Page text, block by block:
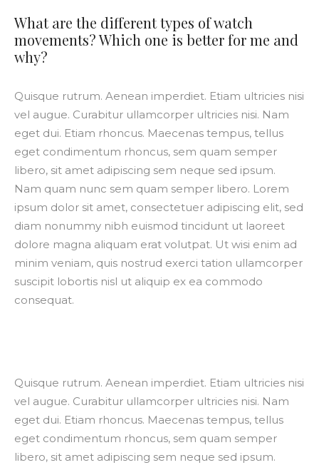
What are the different types of watch
movements? Which one is better for me and
why?
Quisque rutrum. Aenean imperdiet. Etiam ultricies nisi
vel augue. Curabitur ullamcorper ultricies nisi. Nam
eget dui. Etiam rhoncus. Maecenas tempus, tellus
eget condimentum rhoncus, sem quam semper
libero, sit amet adipiscing sem neque sed ipsum.
Nam quam nunc sem quam semper libero. Lorem
ipsum dolor sit amet, consectetuer adipiscing elit, sed
diam nonummy nibh euismod tincidunt ut laoreet
dolore magna aliquam erat volutpat. Ut wisi enim ad
minim veniam, quis nostrud exerci tation ullamcorper
suscipit lobortis nisl ut aliquip ex ea commodo
consequat.
Quisque rutrum. Aenean imperdiet. Etiam ultricies nisi
vel augue. Curabitur ullamcorper ultricies nisi. Nam
eget dui. Etiam rhoncus. Maecenas tempus, tellus
eget condimentum rhoncus, sem quam semper
libero, sit amet adipiscing sem neque sed ipsum.